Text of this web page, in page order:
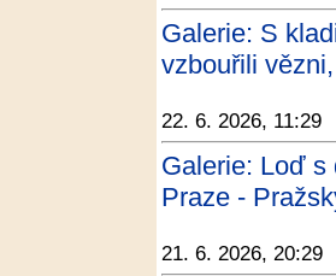
Galerie: S
vzbouřili
22. 6. 2026, 11:29
Galerie: Loď s
Praze -
21. 6. 2026, 20:29